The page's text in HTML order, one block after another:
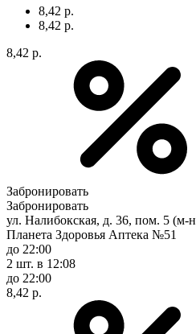
8,42 р.
8,42 р.
8,42 р.
Забронировать
Забронировать
ул. Налибокская, д. 36, пом. 5 (м-
Планета Здоровья Аптека №51
до 22:00
2 шт. в 12:08
до 22:00
8,42 р.